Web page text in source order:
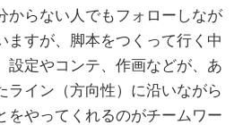
からない人でもフォローしなが
ますが、脚本をつくって行く中
設定やコンテ、作画などが、あ
ライン（方向性）に沿いながら
をやってくれるのがチームワー